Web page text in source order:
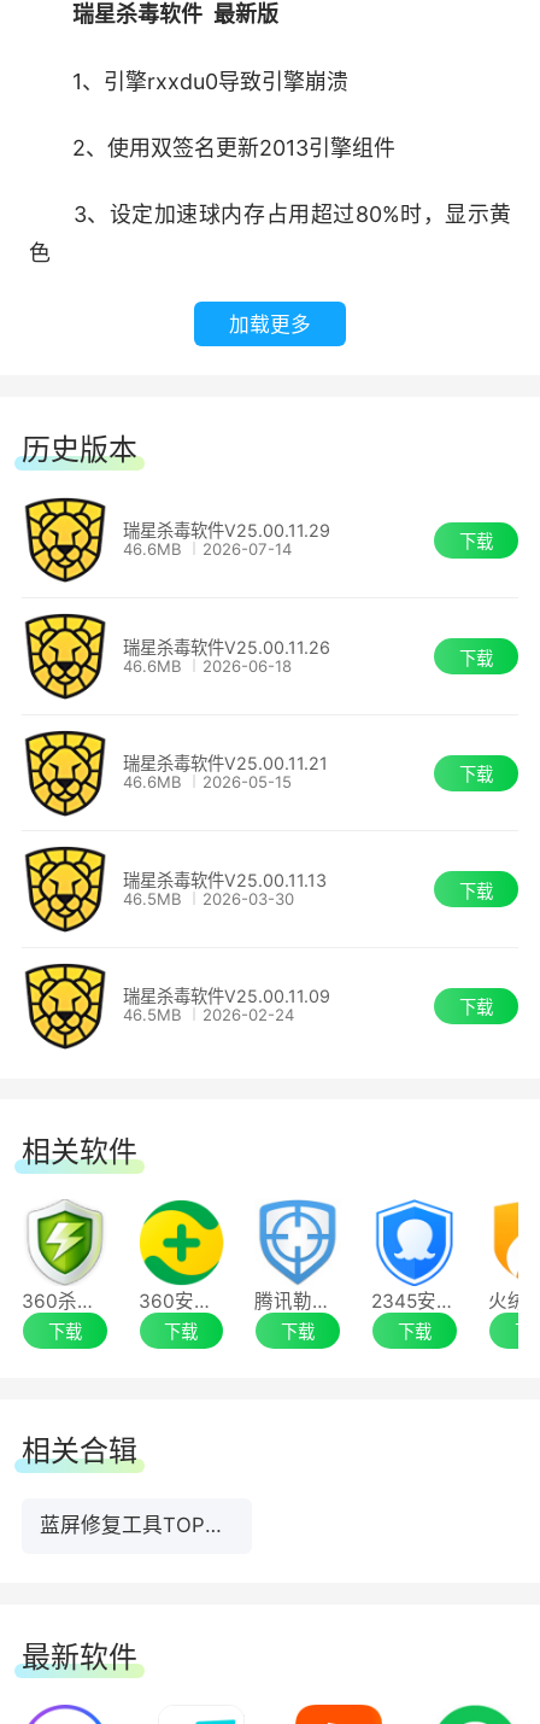
3.设置完毕点击【开始安装】，耐心等待软件
瑞星杀毒软件 最新版
1、引擎rxxdu0导致引擎崩溃
2、使用双签名更新2013引擎组件
3、设定加速球内存占用超过80%时，显示黄
色
加载更多
历史版本
瑞星杀毒软件V25.00.11.29
46.6MB 2026-07-14 下载
瑞星杀毒软件V25.00.11.26
46.6MB 2026-06-18 下载
瑞星杀毒软件V25.00.11.21
46.6MB 2026-05-15 下载
瑞星杀毒软件V25.00.11.13
46.5MB 2026-03-30 下载
瑞星杀毒软件V25.00.11.09
46.5MB 2026-02-24 下载
相关软件
360杀毒极速版64位
下载
360安全卫士最新版
下载
腾讯勒索软件专杀工具
下载
2345安全卫士
下载 下
相关合辑
蓝屏修复工具TOP前10名下载
最新软件